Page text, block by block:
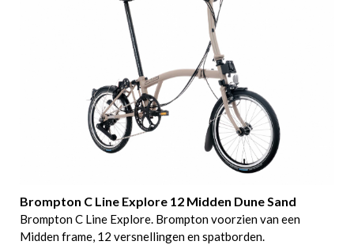
Brompton C Line Explore 12 Midden Dune Sand
Brompton C Line Explore. Brompton voorzien van een
Midden frame, 12 versnellingen en spatborden.